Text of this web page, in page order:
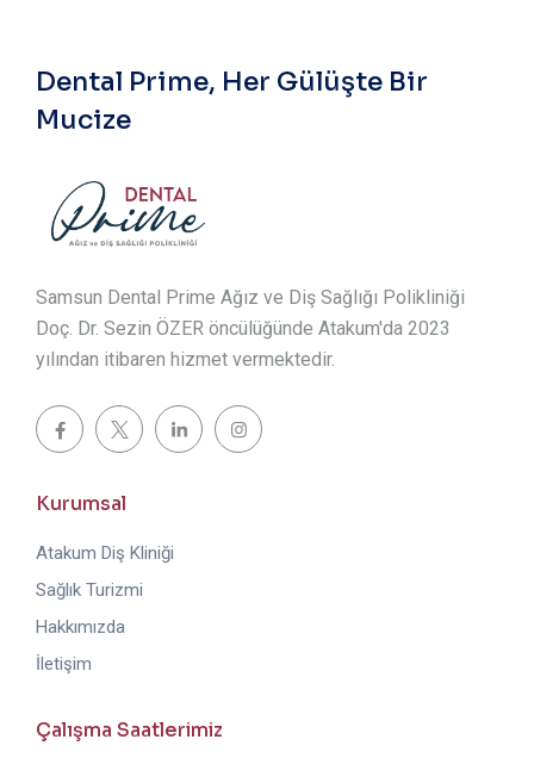
Dental Prime, Her Gülüşte Bir
Mucize
Samsun Dental Prime Ağız ve Diş Sağlığı Polikliniği
Doç. Dr. Sezin ÖZER öncülüğünde Atakum'da 2023
yılından itibaren hizmet vermektedir.
Kurumsal
Atakum Diş Kliniği
Sağlık Turizmi
Hakkımızda
İletişim
Çalışma Saatlerimiz